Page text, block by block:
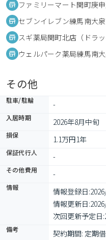
ファミリーマート関町庚
セブンイレブン練馬南大
スギ薬局関町北店（ドラ
ウェルパーク薬局練馬南
その他
駐車/駐輪 -
入居時期 2026年8月中旬
損保 1.1万円1年
保証代行人 -
その他費用 -
情報 情報登録日:
情報更新日:
次回更新予定日:
備考 契約期間: 定期